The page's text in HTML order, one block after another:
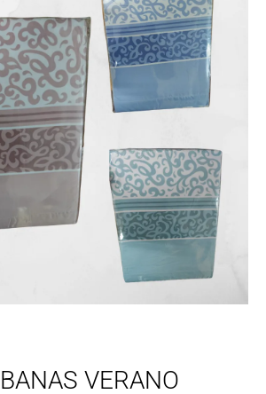
VERANO